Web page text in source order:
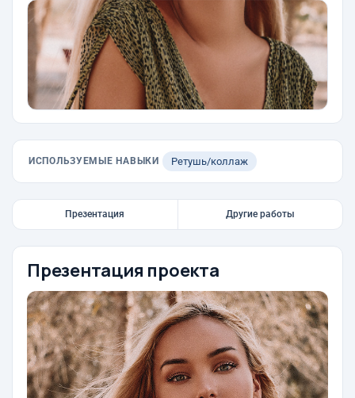
ИСПОЛЬЗУЕМЫЕ НАВЫКИ Ретушь/коллаж
Презентация Другие работы
Презентация проекта